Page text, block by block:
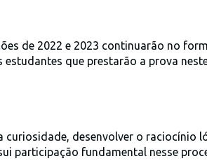
de 2022 e 2023 continuarão no
que prestarão a prova
desenvolver o raciocínio
participação fundamental nesse